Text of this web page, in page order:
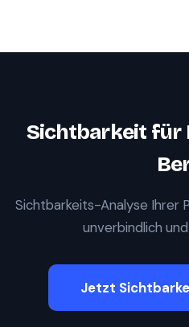
Sichtbarkeit für
Sichtbarkeits-Analyse Ihrer
unverbindlich
Jetzt